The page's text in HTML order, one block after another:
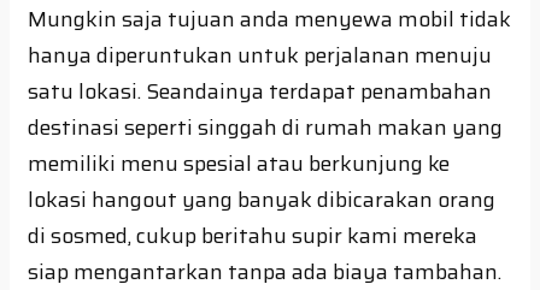
Mungkin saja tujuan anda menyewa mobil tidak
hanya diperuntukan untuk perjalanan menuju
satu lokasi. Seandainya terdapat penambahan
destinasi seperti singgah di rumah makan yang
memiliki menu spesial atau berkunjung ke
lokasi hangout yang banyak dibicarakan orang
di sosmed, cukup beritahu supir kami mereka
siap mengantarkan tanpa ada biaya tambahan.